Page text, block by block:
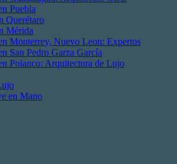
Puebla
Querétaro
Mérida
Monterrey, Nuevo Leon: Expertos
San Pedro Garza García
Polanco: Arquitectura de Lujo
en Mano